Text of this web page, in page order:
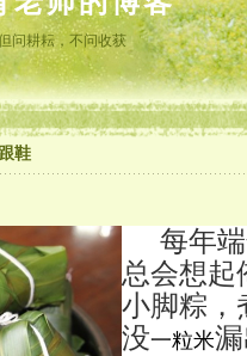
问耕耘，不问收获
鞋
每年
总会想起
小脚粽，
没一粒米